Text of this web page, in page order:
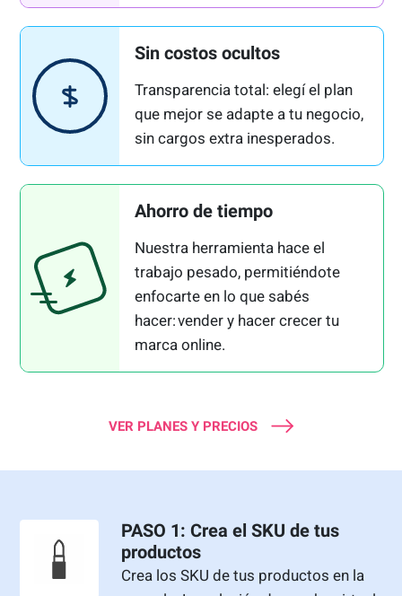
Sin costos ocultos
Transparencia total: elegí el plan
que mejor se adapte a tu negocio,
sin cargos extra inesperados.
Ahorro de tiempo
Nuestra herramienta hace el
trabajo pesado, permitiéndote
enfocarte en lo que sabés
hacer: vender y hacer crecer tu
marca online.
VER PLANES Y PRECIOS
PASO 1: Crea el SKU de tus
productos
Crea los SKU de tus productos en la